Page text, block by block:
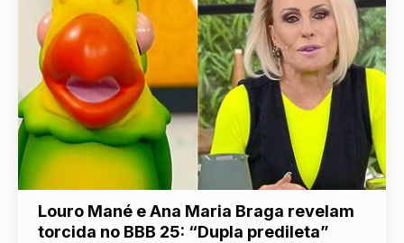
Louro Mané e Ana Maria Braga revelam
torcida no BBB 25: “Dupla predileta”